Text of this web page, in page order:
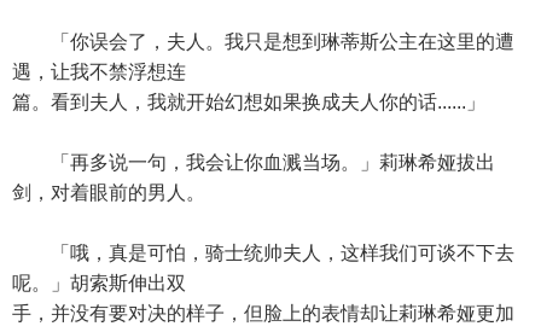
「你误会了，夫人。我只是想到琳蒂斯公主在这里的遭
遇，让我不禁浮想连
篇。看到夫人，我就开始幻想如果换成夫人你的话......」
「再多说一句，我会让你血溅当场。」莉琳希娅拔出
剑，对着眼前的男人。
「哦，真是可怕，骑士统帅夫人，这样我们可谈不下去
呢。」胡索斯伸出双
手，并没有要对决的样子，但脸上的表情却让莉琳希娅更加